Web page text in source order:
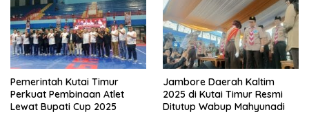
Pemerintah Kutai Timur
Perkuat Pembinaan Atlet
Lewat Bupati Cup 2025
Jambore Daerah Kaltim
2025 di Kutai Timur Resmi
Ditutup Wabup Mahyunadi